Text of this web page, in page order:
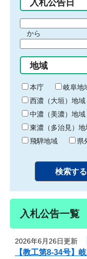
入札公告日
間
始
り
から
間
終
わ
り
地域
本庁
岐阜地
西濃（大垣）地域
中濃（美濃）地域
東濃（多治見）地
飛騨地域
県
入札公告一覧
2026年6月26日更新
【教工第8-34号】